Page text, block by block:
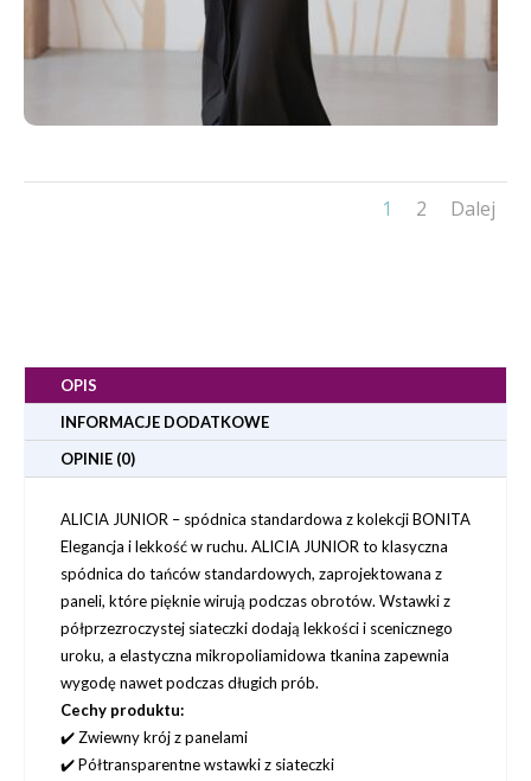
1 2 Dalej
OPIS
INFORMACJE DODATKOWE
OPINIE (0)
ALICIA JUNIOR – spódnica standardowa z kolekcji BONITA
Elegancja i lekkość w ruchu. ALICIA JUNIOR to klasyczna
spódnica do tańców standardowych, zaprojektowana z
paneli, które pięknie wirują podczas obrotów. Wstawki z
półprzezroczystej siateczki dodają lekkości i scenicznego
uroku, a elastyczna mikropoliamidowa tkanina zapewnia
wygodę nawet podczas długich prób.
Cechy produktu:
✔️ Zwiewny krój z panelami
✔️ Półtransparentne wstawki z siateczki